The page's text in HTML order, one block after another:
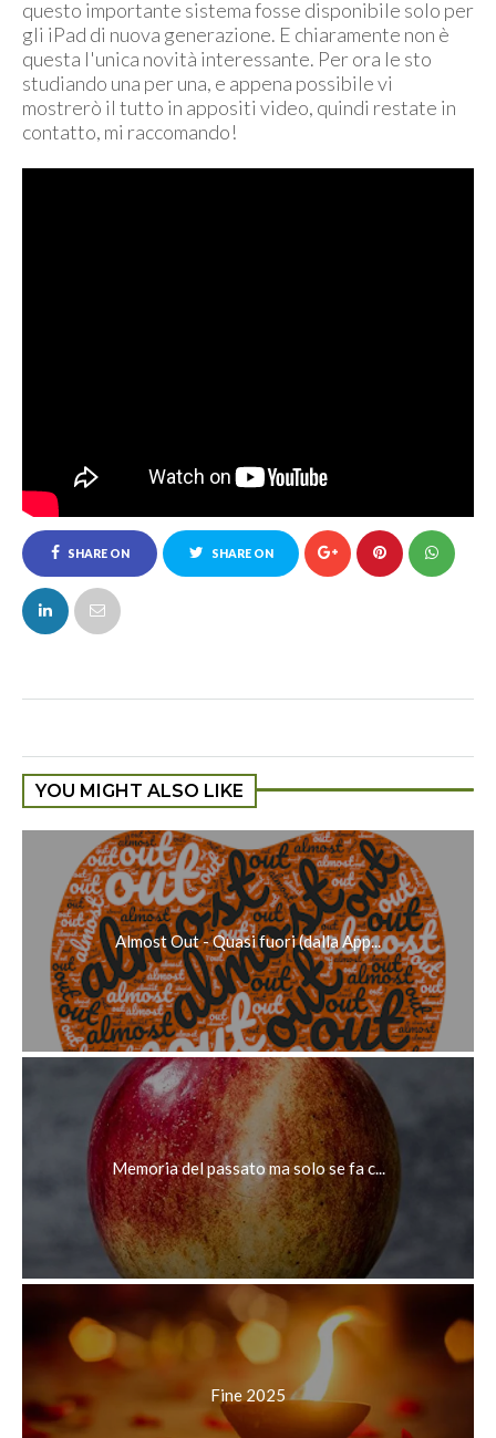
questo importante sistema fosse disponibile solo per
gli iPad di nuova generazione. E chiaramente non è
questa l'unica novità interessante. Per ora le sto
studiando una per una, e appena possibile vi
mostrerò il tutto in appositi video, quindi restate in
contatto, mi raccomando!
SHARE ON
FACEBOOK
SHARE ON
YOU MIGHT ALSO LIKE
Almost Out - Quasi fuori (dalla App...
Memoria del passato ma solo se fa c...
Fine 2025